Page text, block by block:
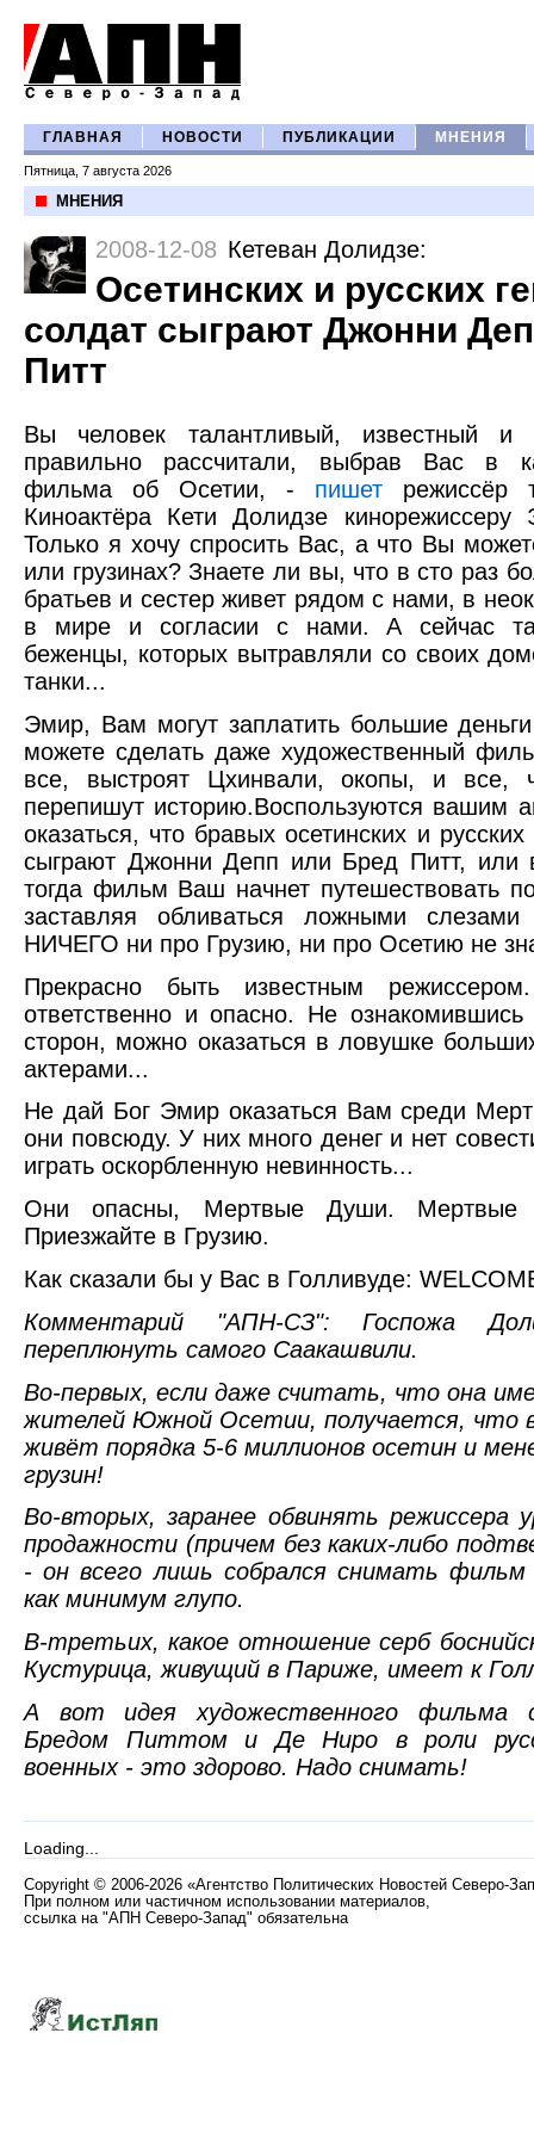
ГЛАВНАЯ НОВОСТИ ПУБЛИКАЦИИ МНЕНИЯ
Пятница, 7 августа 2026
МНЕНИЯ
2008-12-08 Кетеван Долидзе:
Осетинских и русских
солдат сыграют Джонни
Питт
Вы человек талантливый, известный и
правильно рассчитали, выбрав Вас в
фильма об Осетии, - пишет режиссёр
Киноактёра Кети Долидзе
Только я хочу спросить Вас, а что Вы
или грузинах? Знаете ли вы, что в сто раз
братьев и сестер живет рядом с нами, в
в мире и согласии с нами. А сейчас
беженцы, которых вытравляли со своих
танки...
Эмир, Вам могут заплатить большие
можете сделать даже художественный
все, выстроят Цхинвали, окопы, и все,
перепишут историю.Воспользуются вашим
оказаться, что бравых осетинских и
сыграют Джонни Депп или Бред Питт,
тогда фильм Ваш начнет путешествовать
заставляя обливаться ложными слезами
НИЧЕГО ни про Грузию, ни про Осетию не
Прекрасно быть известным
ответственно и опасно. Не
сторон, можно оказаться в ловушке
актерами...
Не дай Бог Эмир оказаться Вам среди
они повсюду. У них много денег и нет
играть оскорбленную невинность...
Они опасны, Мертвые Души.
Приезжайте в Грузию.
Как сказали бы у Вас в Голливуде:
Комментарий "АПН-СЗ": Госпожа
переплюнуть самого Саакашвили.
Во-первых, если даже считать, что она
жителей Южной Осетии, получается, что в
живёт порядка 5-6 миллионов осетин и
грузин!
Во-вторых, заранее обвинять режиссера
продажности (причем без каких-либо
- он всего лишь собрался снимать
как минимум глупо.
В-третьих, какое отношение серб
Кустурица, живущий в Париже, имеет к
А вот идея художественного фильма
Бредом Питтом и Де Ниро в роли
военных - это здорово. Надо снимать!
Loading...
Copyright © 2006-2026 «Агентство Политических Новостей Северо-
При полном или частичном использовании материалов,
ссылка на "АПН Северо-Запад" обязательна